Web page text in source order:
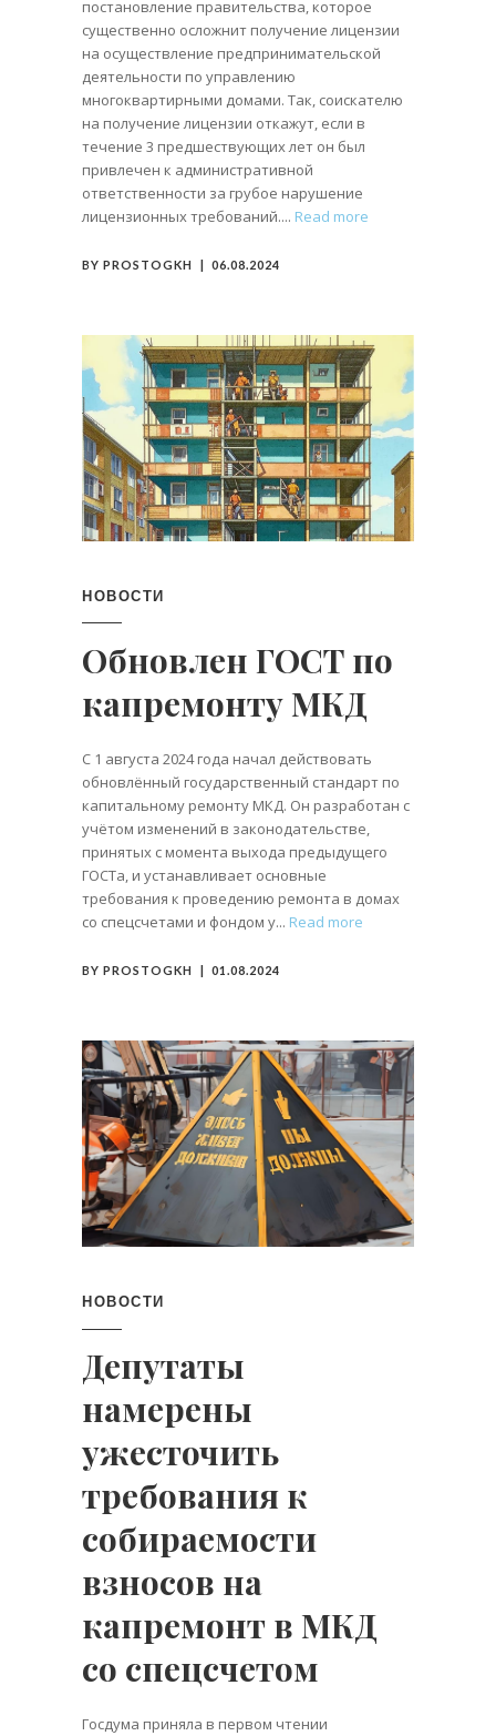
постановление правительства, которое
существенно осложнит получение лицензии
на осуществление предпринимательской
деятельности по управлению
многоквартирными домами. Так, соискателю
на получение лицензии откажут, если в
течение 3 предшествующих лет он был
привлечен к административной
ответственности за грубое нарушение
лицензионных требований.
Read more
BY PROSTOGKH 06.08.2024
НОВОСТИ
Обновлен ГОСТ по
капремонту МКД
С 1 августа 2024 года начал действовать
обновлённый государственный стандарт по
капитальному ремонту МКД. Он разработан с
учётом изменений в законодательстве,
принятых с момента выхода предыдущего
ГОСТа, и устанавливает основные
требования к проведению ремонта в домах
со спецсчетами и фондом у
Read more
BY PROSTOGKH 01.08.2024
НОВОСТИ
Депутаты
намерены
ужесточить
требования к
собираемости
взносов на
капремонт в МКД
со спецсчетом
Госдума приняла в первом чтении